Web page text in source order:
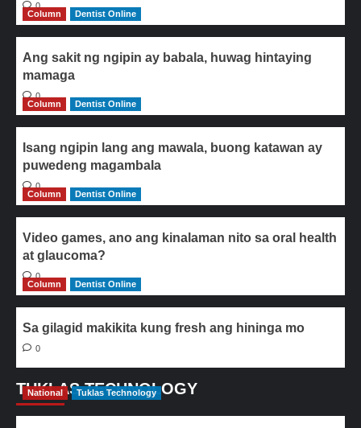
0
Column
Dentist Online
Ang sakit ng ngipin ay babala, huwag hintaying
mamaga
0
Column
Dentist Online
Isang ngipin lang ang mawala, buong katawan ay
puwedeng magambala
0
Column
Dentist Online
Video games, ano ang kinalaman nito sa oral health
at glaucoma?
0
Column
Dentist Online
Sa gilagid makikita kung fresh ang hininga mo
0
TUKLAS TECHNOLOGY
National Tuklas Technology